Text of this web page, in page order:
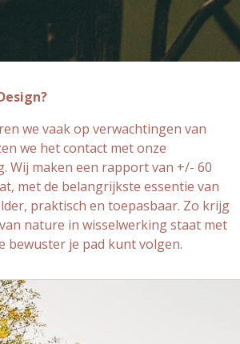
we vaak op verwachtingen van
we het contact met onze
Wij maken een rapport van +/- 60
met de belangrijkste essentie van
praktisch en toepasbaar. Zo krijg
nature in wisselwerking staat met
bewuster je pad kunt volgen.